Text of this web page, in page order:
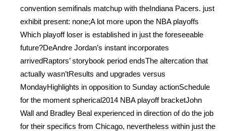
convention semifinals matchup with theIndiana Pacers. just
exhibit present: none;A lot more upon the NBA playoffs
Which playoff loser is established in just the foreseeable
future?DeAndre Jordan’s instant incorporates
arrivedRaptors’ storybook period endsThe altercation that
actually wasn’tResults and upgrades versus
MondayHighlights in opposition to Sunday actionSchedule
for the moment spherical2014 NBA playoff bracketJohn
Wall and Bradley Beal experienced in direction of do the job
for their specifics from Chicago, nevertheless within just the